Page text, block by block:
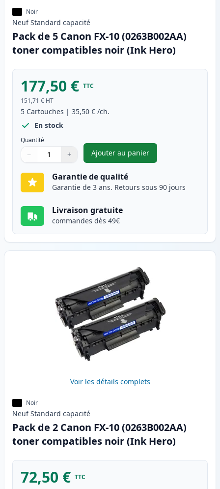
Noir
Neuf Standard capacité
Pack de 5 Canon FX-10 (0263B002AA)
toner compatibles noir (Ink Hero)
177,50 € TTC
151,71 € HT
5 Cartouches | 35,50 € /ch.
En stock
Quantité
Quantité
Utilisez les boutons pour ajuster
− +
Quantité
Ajouter au panier
,Pack de 5 Canon FX-10
Garantie de qualité
Garantie de 3 ans. Retours sous 90 jours
Livraison gratuite
commandes dès 49€
Voir les détails complets
Noir
Neuf Standard capacité
Pack de 2 Canon FX-10 (0263B002AA)
toner compatibles noir (Ink Hero)
72,50 € TTC